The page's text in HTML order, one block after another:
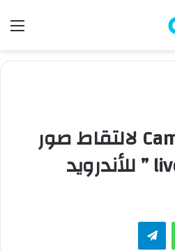
تطبيق Camera MX لالتقاط صور
واتساب